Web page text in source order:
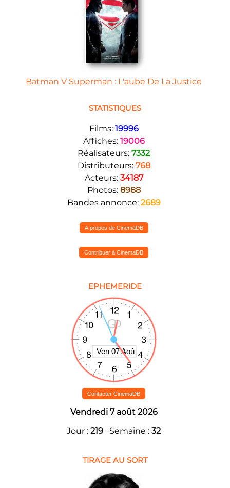
Batman V Superman : L'aube De La Justice
STATISTIQUES
Films: 19996
Affiches: 19006
Réalisateurs: 7332
Distributeurs: 768
Acteurs: 34187
Photos: 8988
Bandes annonce: 2689
A propos de CinemaDB
Contribuer à CinemaDB
EPHEMERIDE
Contacter CinemaDB
Vendredi 7 août 2026
Jour : 219 Semaine : 32
TIRAGE AU SORT